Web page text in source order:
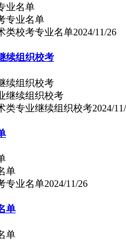
业名单
类校考专业名单2024/11/26
续组织校考
续组织校考
类专业继续组织校考2024/
专业名单2024/11/26
单
单